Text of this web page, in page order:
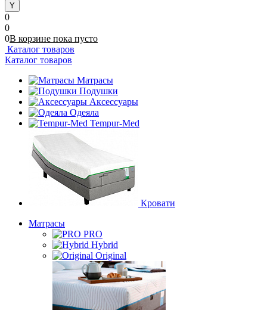
0
0
0В корзине пока пусто
Каталог товаров
Каталог товаров
Матрасы
Подушки
Аксессуары
Одеяла
Tempur-Med
Кровати
Матрасы
PRO
Hybrid
Original